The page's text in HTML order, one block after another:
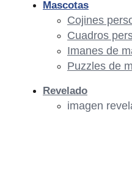
Mascotas
Cojines
Cuadros
Imanes de
Puzzles de
Revelado
imagen